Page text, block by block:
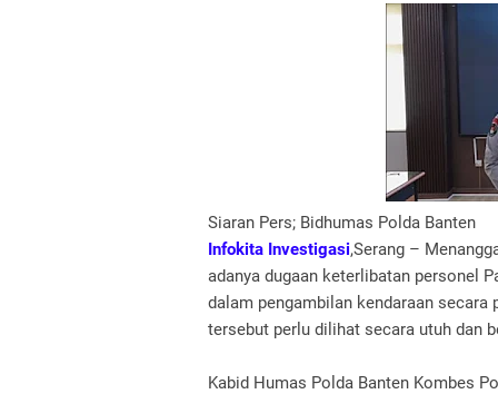
Siaran Pers; Bidhumas Polda Banten
Infokita Investigasi,Serang –
adanya dugaan keterlibatan personel
dalam pengambilan kendaraan
tersebut perlu dilihat secara utuh dan
Kabid Humas Polda Banten Kombes